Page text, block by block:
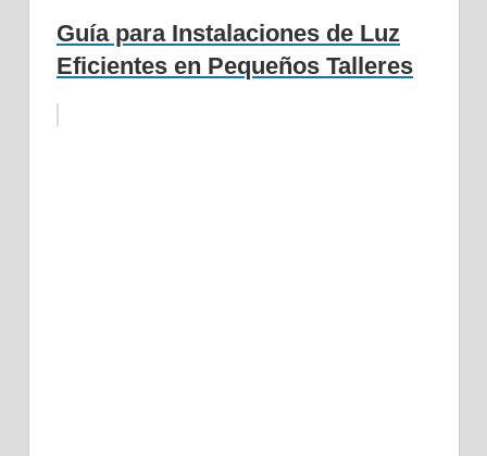
Guía para Instalaciones de Luz
Eficientes en Pequeños Talleres